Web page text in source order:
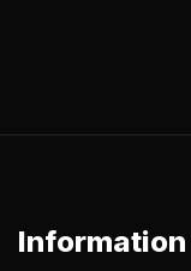
Information